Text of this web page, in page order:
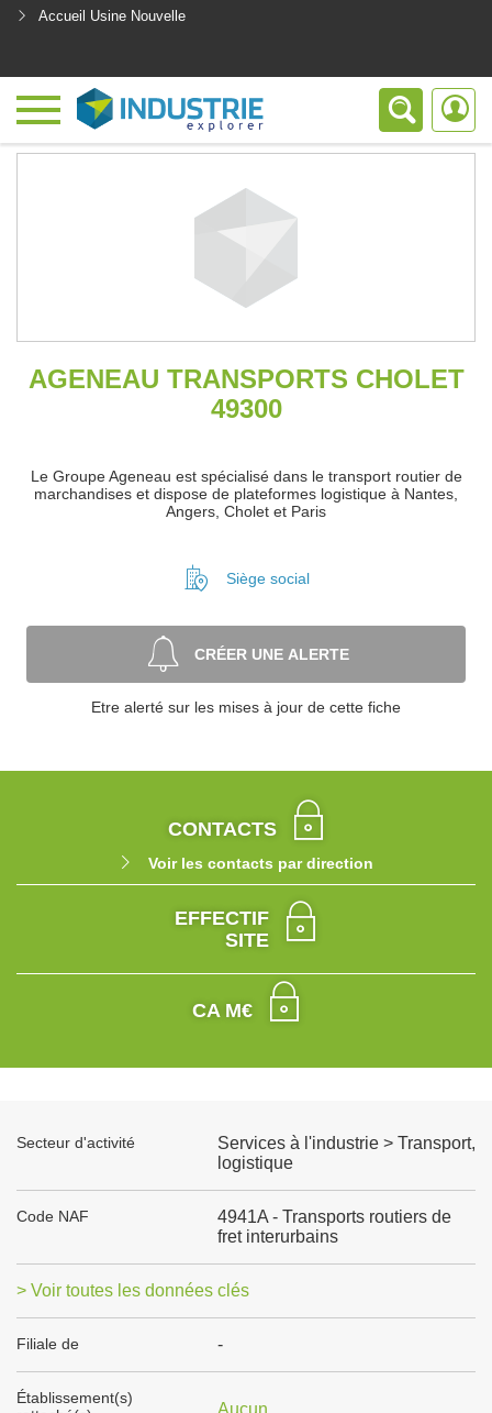
Accueil Usine Nouvelle
AGENEAU TRANSPORTS CHOLET
49300
Le Groupe Ageneau est spécialisé dans le transport routier de
marchandises et dispose de plateformes logistique à Nantes,
Angers, Cholet et Paris
Siège social
CRÉER UNE ALERTE
Etre alerté sur les mises à jour de cette fiche
CONTACTS
Voir les contacts par direction
EFFECTIF
SITE
CA M€
Secteur d'activité
Services à l'industrie > Transport,
logistique
Code NAF
4941A - Transports routiers de
fret interurbains
> Voir toutes les données clés
Filiale de -
Établissement(s)
Aucun